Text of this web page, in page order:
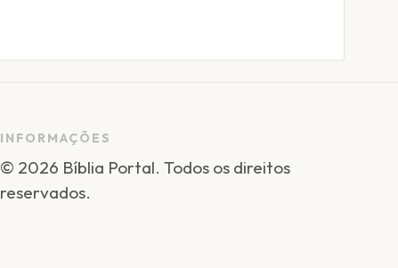
INFORMAÇÕES
© 2026 Bíblia Portal. Todos os direitos
reservados.